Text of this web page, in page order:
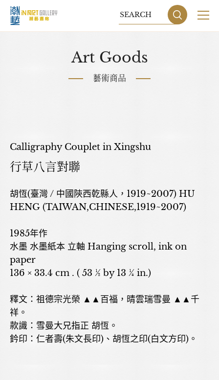
DESIGNBY GRNET
Art Goods
藝術商品
Calligraphy Couplet in Xingshu
行草八言對聯
胡恆(臺灣 / 中國陝西乾縣人，1919~2007) HU
HENG (TAIWAN,CHINESE,1919~2007)
1985年作
水墨 水墨紙本 立軸 Hanging scroll, ink on
paper
136 × 33.4 cm . ( 53 ½ by 13 ¼ in.)
釋文：祖德宗光榮 ▲▲百福，晴雲瑞雪曼 ▲▲千
祥。
款識：雪曼大兄指正 胡恆。
鈐印：仁者壽(朱文長印)、胡恆之印(白文方印)。